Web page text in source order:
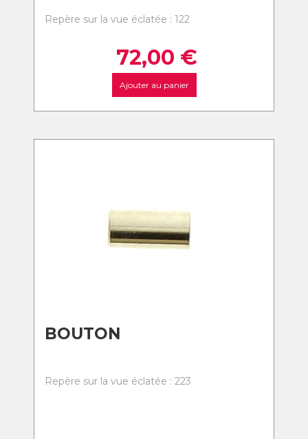
Repère sur la vue éclatée : 122
72,00 €
Ajouter au panier
BOUTON
Repère sur la vue éclatée : 223